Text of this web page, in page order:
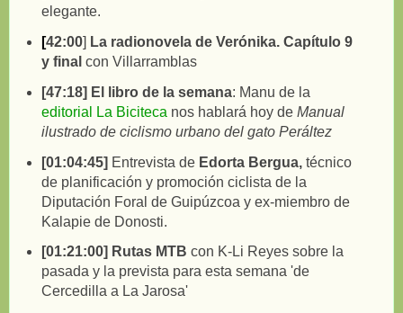
elegante.
[42:00] La radionovela de Verónika. Capítulo 9
y final con Villarramblas
[47:18] El libro de la semana: Manu de la
editorial La Biciteca nos hablará hoy de Manual
ilustrado de ciclismo urbano del gato Peráltez
[01:04:45] Entrevista deEdorta Bergua, técnico
de planificación y promoción ciclista de la
Diputación Foral de Guipúzcoa y ex-miembro de
Kalapie de Donosti.
[01:21:00] Rutas MTB con K-Li Reyes sobre la
pasada y la prevista para esta semana 'de
Cercedilla a La Jarosa'